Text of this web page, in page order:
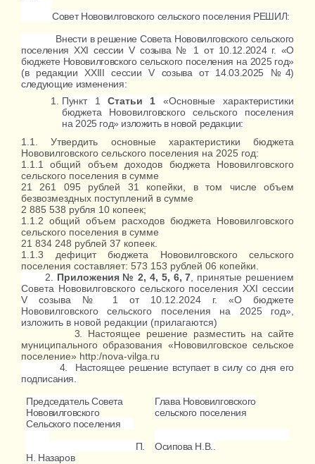
Совет Нововилговского сельского поселения РЕШИЛ:
Внести в решение Совета Нововилговского сельского
поселения XXI сессииV созыва № 1 от 10.12.2024 г. «О
бюджете Нововилговского сельского поселения на 2025 год»
(в редакции XXIII сессии V созыва от 14.03.2025 №4)
следующие изменения:
Пункт 1Статьи 1 «Основные характеристики
бюджета Нововилговского сельского поселения
на2025 год» изложить в новой редакции:
1.1. Утвердить основные характеристики бюджета
Нововилговского сельского поселения на 2025 год:
1.1.1 общий объем доходов бюджета Нововилговского
сельского поселения в сумме
21 261 095 рублей 31 копейки, в том числе объем
безвозмездных поступлений в сумме
2 885 538 рубля 10 копеек;
1.1.2 общий объем расходов бюджета Нововилговского
сельского поселения в сумме
21 834 248 рублей 37 копеек.
1.1.3 дефицит бюджета Нововилговского сельского
поселения составляет: 573 153 рублей 06 копейки.
2.
Приложения № 2, 4, 5, 6, 7 , принятые решением
Совета Нововилговского сельского поселения XXI сессии
V созыва № 1 от 10.12.2024 г. «О бюджете
Нововилговского сельского поселения на 2025 год»,
изложить в новой редакции (прилагаются)
3 . Настоящее решение разместить на сайте
муниципального образования «Нововилговское сельское
поселение» http:/nova-vilga.ru
4. Настоящее решение вступает в силу со дня его
подписания.
Председатель Совета
Нововилговского
Сельского поселения
П.
Н. Назаров
Глава Нововилговского
сельского поселения
Осипова Н.В..